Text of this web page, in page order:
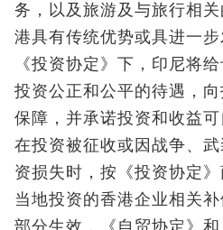
务，以及旅游及与旅行相
港具有传统优势或具进一
《投资协定》下，印尼将
投资公正和公平的待遇，
保障，并承诺投资和收益
在投资被征收或因战争、
资损失时，按《投资协定
当地投资的香港企业相关